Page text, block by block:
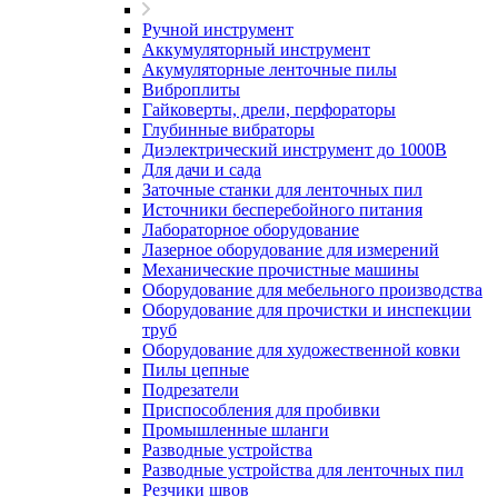
Ручной инструмент
Аккумуляторный инструмент
Акумуляторные ленточные пилы
Виброплиты
Гайковерты, дрели, перфораторы
Глубинные вибраторы
Диэлектрический инструмент до 1000В
Для дачи и сада
Заточные станки для ленточных пил
Источники бесперебойного питания
Лабораторное оборудование
Лазерное оборудование для измерений
Механические прочистные машины
Оборудование для мебельного производства
Оборудование для прочистки и инспекции
труб
Оборудование для художественной ковки
Пилы цепные
Подрезатели
Приспособления для пробивки
Промышленные шланги
Разводные устройства
Разводные устройства для ленточных пил
Резчики швов